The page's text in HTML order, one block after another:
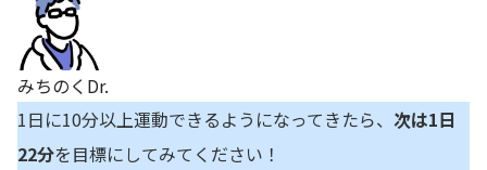
みちのくDr.
1日に10分以上運動できるようになってきたら、 次は1日
22分を目標にしてみてください！